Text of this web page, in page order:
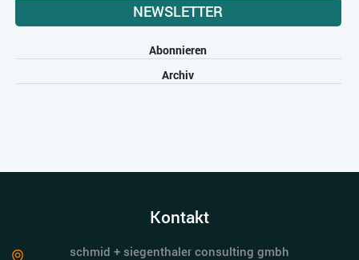
NEWSLETTER
Abonnieren
Archiv
Kontakt
schmid + siegenthaler consulting gmbh